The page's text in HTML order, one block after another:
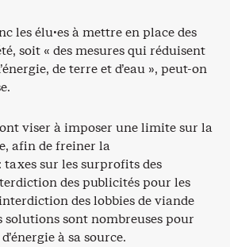
les élu·es à mettre en place des
soit « des mesures qui réduisent
de terre et d’eau », peut-on
viser à imposer une limite sur la
afin de freiner la
sur les surprofits des
des publicités pour les
des lobbies de viande
solutions sont nombreuses pour
à sa source.